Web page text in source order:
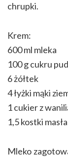
chrupki.
Krem:
600 ml mleka
100 g cukru
6 żółtek
4 łyżki mąki
1 cukier z
1,5 kostki masła
Mleko